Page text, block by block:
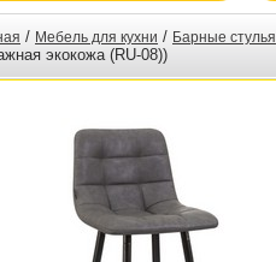
/ Мебель для кухни / Барные стулья
экокожа (RU-08))